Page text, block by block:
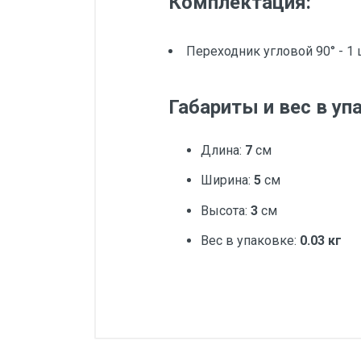
Переходник угловой 90° - 1
Габариты и вес в
Длина: 7 см
Ширина: 5 см
Высота: 3 см
Вес в упаковке: 0.03 кг